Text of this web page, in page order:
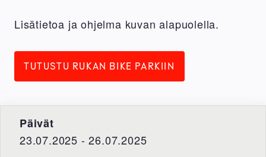
Lisätietoa ja ohjelma kuvan alapuolella.
TUTUSTU RUKAN BIKE PARKIIN
Päivät
23.07.2025 - 26.07.2025